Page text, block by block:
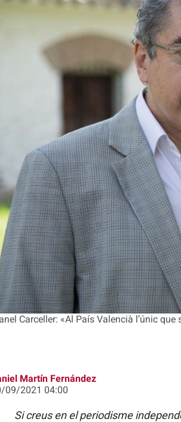
Carceller: «Al País Valencià l’únic que
Martín Fernández
09/2021 04:00
Si creus en el periodisme